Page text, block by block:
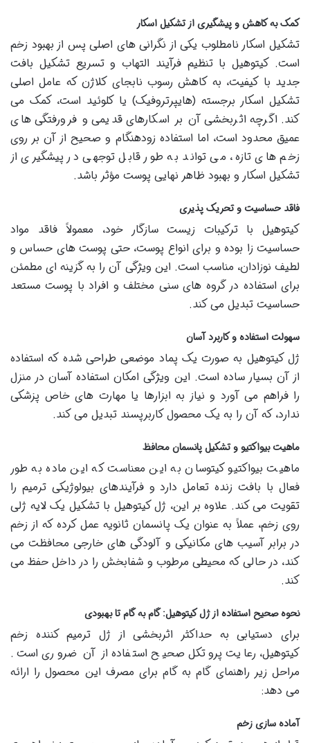
کمک به کاهش و پیشگیری از تشکیل اسکار
تشکیل اسکار نامطلوب یکی از نگرانی های اصلی پس از بهبود زخم
است. کیتوهیل با تنظیم فرآیند التهاب و تسریع تشکیل بافت
جدید با کیفیت، به کاهش رسوب نابجای کلاژن که عامل اصلی
تشکیل اسکار برجسته (هایپرتروفیک) یا کلوئید است، کمک می
کند. اگرچه اثربخشی آن بر اسکارهای قدیمی و فرورفتگی های
عمیق محدود است، اما استفاده زودهنگام و صحیح از آن بر روی
زخم های تازه، می تواند به طور قابل توجهی در پیشگیری از
تشکیل اسکار و بهبود ظاهر نهایی پوست مؤثر باشد.
فاقد حساسیت و تحریک پذیری
کیتوهیل با ترکیبات زیست سازگار خود، معمولاً فاقد مواد
حساسیت زا بوده و برای انواع پوست، حتی پوست های حساس و
لطیف نوزادان، مناسب است. این ویژگی آن را به گزینه ای مطمئن
برای استفاده در گروه های سنی مختلف و افراد با پوست مستعد
حساسیت تبدیل می کند.
سهولت استفاده و کاربرد آسان
ژل کیتوهیل به صورت یک پماد موضعی طراحی شده که استفاده
از آن بسیار ساده است. این ویژگی امکان استفاده آسان در منزل
را فراهم می آورد و نیاز به ابزارها یا مهارت های خاص پزشکی
ندارد، که آن را به یک محصول کاربرپسند تبدیل می کند.
ماهیت بیواکتیو و تشکیل پانسمان محافظ
ماهیت بیواکتیو کیتوسان به این معناست که این ماده به طور
فعال با بافت زنده تعامل دارد و فرآیندهای بیولوژیکی ترمیم را
تقویت می کند. علاوه بر این، ژل کیتوهیل با تشکیل یک لایه ژلی
روی زخم، عملاً به عنوان یک پانسمان ثانویه عمل کرده که از زخم
در برابر آسیب های مکانیکی و آلودگی های خارجی محافظت می
کند، در حالی که محیطی مرطوب و شفابخش را در داخل حفظ می
کند.
نحوه صحیح استفاده از ژل کیتوهیل: گام به گام تا بهبودی
برای دستیابی به حداکثر اثربخشی از ژل ترمیم کننده زخم
کیتوهیل، رعایت پروتکل صحیح استفاده از آن ضروری است.
مراحل زیر راهنمای گام به گام برای مصرف این محصول را ارائه
می دهد:
آماده سازی زخم